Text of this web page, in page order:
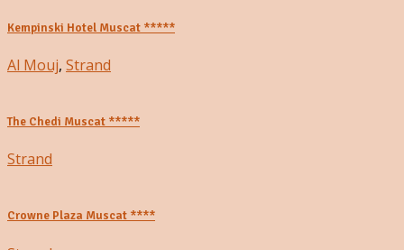
Kempinski Hotel Muscat *****
Al Mouj, Strand
The Chedi Muscat *****
Strand
Crowne Plaza Muscat ****